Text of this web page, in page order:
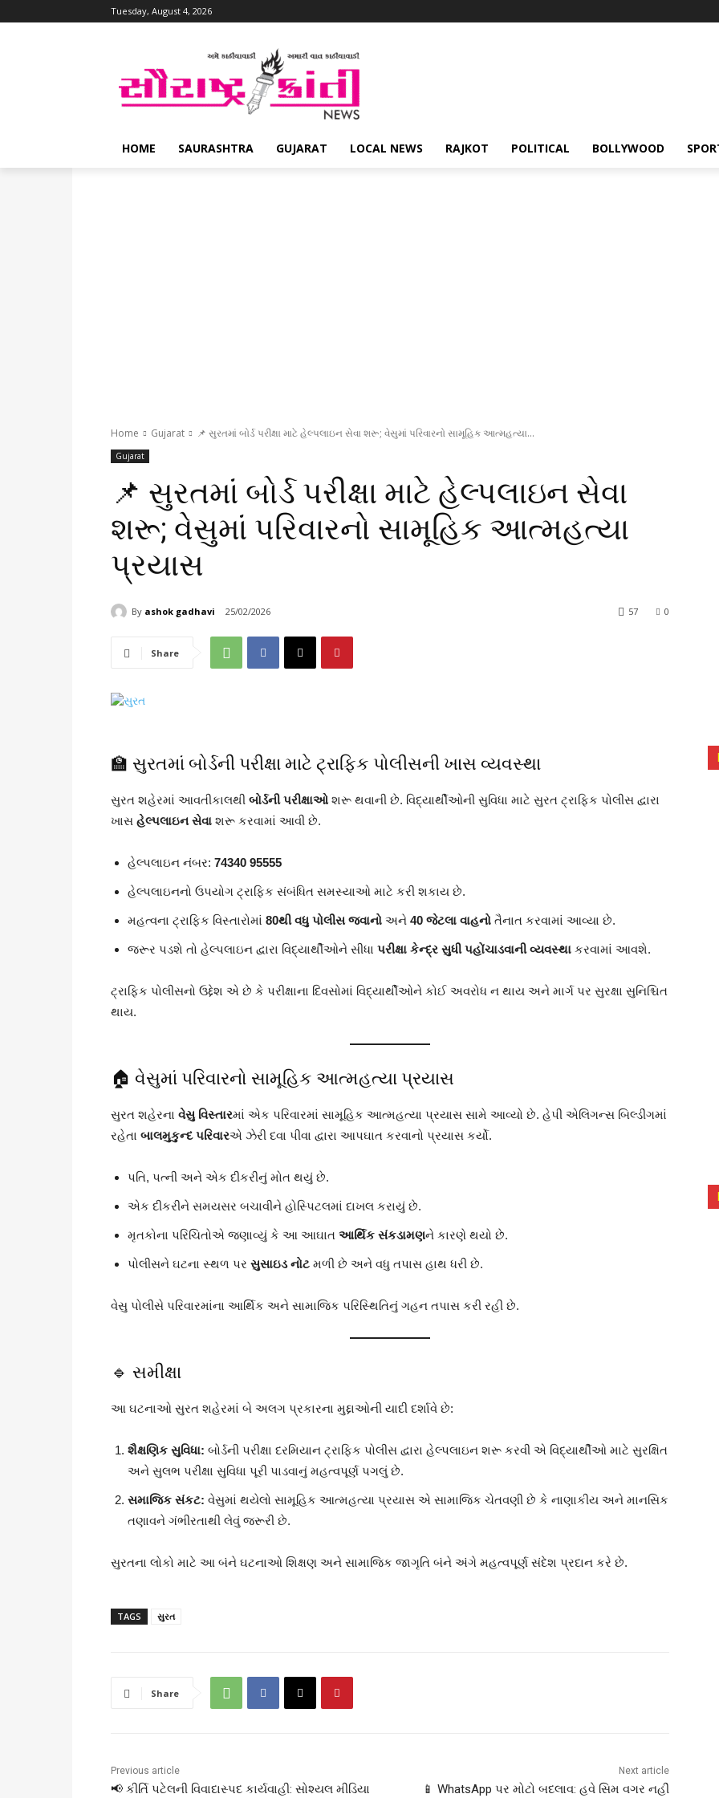
Tuesday, August 4, 2026
HOME SAURASHTRA GUJARAT LOCAL NEWS RAJKOT POLITICAL BOLLYWOOD
Home Gujarat 📌 સુરતમાં બોર્ડ પરીક્ષા માટે હેલ્પલાઇન સેવા શરૂ; વેસુમાં પરિવારનો સામૂહિક આત્મહત્યા...
Gujarat
📌 સુરતમાં બોર્ડ પરીક્ષા માટે હેલ્પલાઇન સેવા
શરૂ; વેસુમાં પરિવારનો સામૂહિક આત્મહત્યા
પ્રયાસ
By ashok gadhavi 25/02/2026 0
57
Share
🏫 સુરતમાં બોર્ડની પરીક્ષા માટે ટ્રાફિક પોલીસની ખાસ વ્યવસ્થા
સુરત શહેરમાં આવતીકાલથી બોર્ડની પરીક્ષાઓ શરૂ થવાની છે. વિદ્યાર્થીઓની સુવિધા માટે સુરત ટ્રાફિક પોલીસ દ્વારા
ખાસ હેલ્પલાઇન સેવા શરૂ કરવામાં આવી છે.
હેલ્પલાઇન નંબર: 74340 95555
હેલ્પલાઇનનો ઉપયોગ ટ્રાફિક સંબંધિત સમસ્યાઓ માટે કરી શકાય છે.
મહત્વના ટ્રાફિક વિસ્તારોમાં 80થી વધુ પોલીસ જવાનો અને 40 જેટલા વાહનો તૈનાત કરવામાં આવ્યા છે.
જરૂર પડશે તો હેલ્પલાઇન દ્વારા વિદ્યાર્થીઓને સીધા પરીક્ષા કેન્દ્ર સુધી પહોંચાડવાની વ્યવસ્થા કરવામાં આવશે.
ટ્રાફિક પોલીસનો ઉદ્દેશ એ છે કે પરીક્ષાના દિવસોમાં વિદ્યાર્થીઓને કોઈ અવરોધ ન થાય અને માર્ગ પર સુરક્ષા સુનિશ્ચિત
થાય.
🏠 વેસુમાં પરિવારનો સામૂહિક આત્મહત્યા પ્રયાસ
સુરત શહેરના વેસુ વિસ્તારમાં એક પરિવારમાં સામૂહિક આત્મહત્યા પ્રયાસ સામે આવ્યો છે. હેપી એલિગન્સ બિલ્ડીંગમાં
રહેતા બાલમુકુન્દ પરિવારએ ઝેરી દવા પીવા દ્વારા આપઘાત કરવાનો પ્રયાસ કર્યો.
પતિ, પત્ની અને એક દીકરીનું મોત થયું છે.
એક દીકરીને સમયસર બચાવીને હોસ્પિટલમાં દાખલ કરાયું છે.
મૃતકોના પરિચિતોએ જણાવ્યું કે આ આઘાત આર્થિક સંકડામણને કારણે થયો છે.
પોલીસને ઘટના સ્થળ પર સુસાઇડ નોટ મળી છે અને વધુ તપાસ હાથ ધરી છે.
વેસુ પોલીસે પરિવારમાંના આર્થિક અને સામાજિક પરિસ્થિતિનું ગહન તપાસ કરી રહી છે.
🔹 સમીક્ષા
આ ઘટનાઓ સુરત શહેરમાં બે અલગ પ્રકારના મુદ્દાઓની યાદી દર્શાવે છે:
શૈક્ષણિક સુવિધા: બોર્ડની પરીક્ષા દરમિયાન ટ્રાફિક પોલીસ દ્વારા હેલ્પલાઇન શરૂ કરવી એ વિદ્યાર્થીઓ માટે સુરક્ષિત
અને સુલભ પરીક્ષા સુવિધા પૂરી પાડવાનું મહત્વપૂર્ણ પગલું છે.
સમાજિક સંકટ: વેસુમાં થયેલો સામૂહિક આત્મહત્યા પ્રયાસ એ સામાજિક ચેતવણી છે કે નાણાકીય અને માનસિક
તણાવને ગંભીરતાથી લેવું જરૂરી છે.
સુરતના લોકો માટે આ બંને ઘટનાઓ શિક્ષણ અને સામાજિક જાગૃતિ બંને અંગે મહત્વપૂર્ણ સંદેશ પ્રદાન કરે છે.
TAGS સુરત
Share
Previous article
📢 કીર્તિ પટેલની વિવાદાસ્પદ કાર્યવાહી: સોશ્યલ મીડિયા
Next article
📱 WhatsApp પર મોટો બદલાવ: હવે સિમ વગર નહીં